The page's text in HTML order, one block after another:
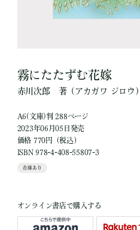
霧にたたずむ花嫁
赤川次郎 著（アカガワ ジロウ）
A6(文庫)判 288ページ
2023年06月05日発売
価格 770円（税込）
ISBN 978-4-408-55807-3
在庫あり
オンライン書店で購入する